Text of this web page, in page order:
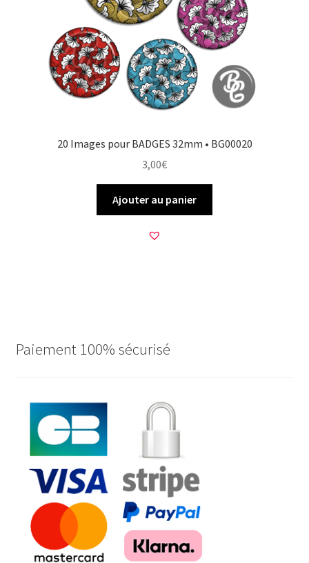
20 Images pour BADGES 32mm • BG00020
3,00€
Ajouter au panier
Paiement 100% sécurisé